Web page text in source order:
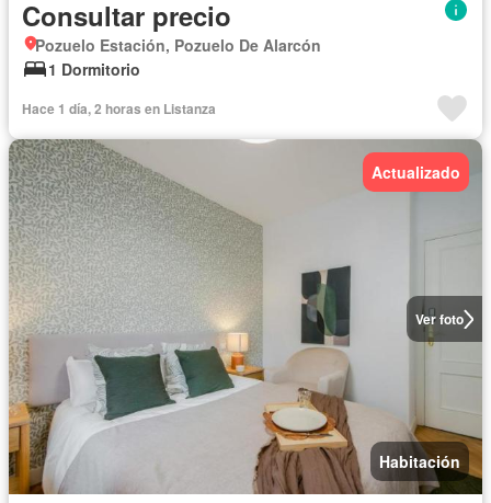
Consultar precio
Pozuelo Estación, Pozuelo De Alarcón
1 Dormitorio
Hace 1 día, 2 horas en Listanza
Ver foto
Actualizado
Habitación